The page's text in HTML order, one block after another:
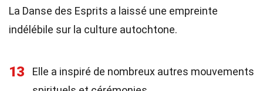
La Danse des Esprits a laissé une empreinte
indélébile sur la culture autochtone.
13
Elle a inspiré de nombreux autres mouvements